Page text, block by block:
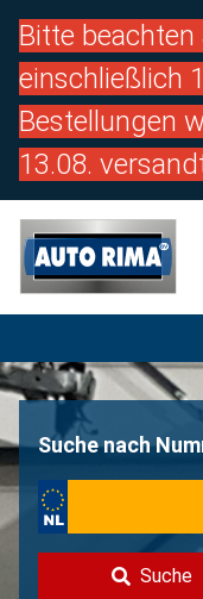
Bitte beachten
einschließlich
Bestellungen
13.08.
Suche nach
Suche